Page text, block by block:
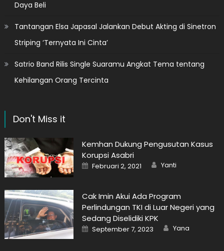
Daya Beli
Tantangan Elsa Japasal Jalankan Debut Akting di Sinetron
Striping ‘Ternyata Ini Cinta’
Satrio Band Rilis Single Suaramu Angkat Tema tentang
Kehilangan Orang Tercinta
Don't Miss it
Kemhan Dukung Pengusutan Kasus
Korupsi Asabri
Posted
on
Februari 2, 2021 Author
Yanti
Cak Imin Akui Ada Program
Perlindungan TKI di Luar Negeri yang
Sedang Diselidiki KPK
Posted
on
September 7, 2023 Author
Yana